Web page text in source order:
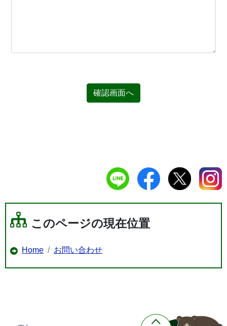
確認画面へ
このページの現在位置
Home お問い合わせ